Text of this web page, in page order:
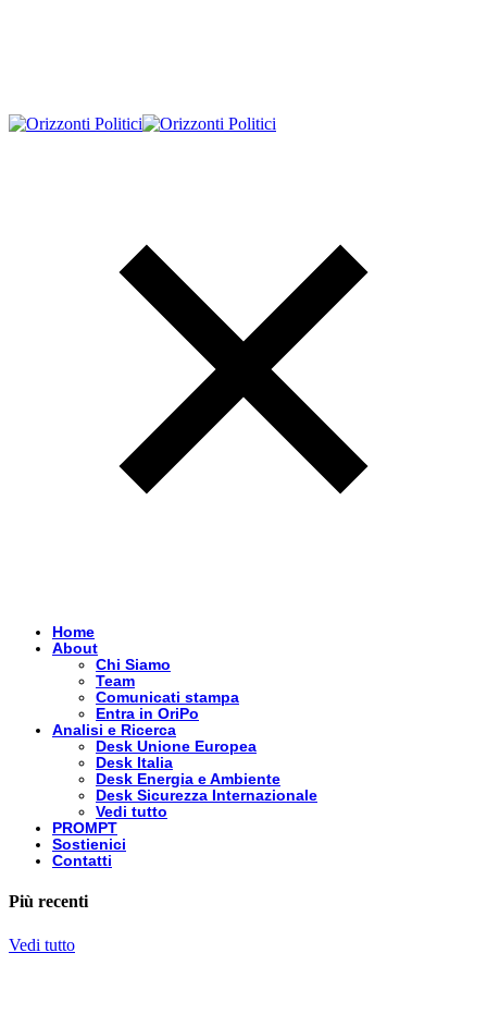
Home
About
Chi Siamo
Team
Comunicati stampa
Entra in OriPo
Analisi e Ricerca
Desk Unione Europea
Desk Italia
Desk Energia e Ambiente
Desk Sicurezza Internazionale
Vedi tutto
PROMPT
Sostienici
Contatti
Più recenti
Vedi tutto